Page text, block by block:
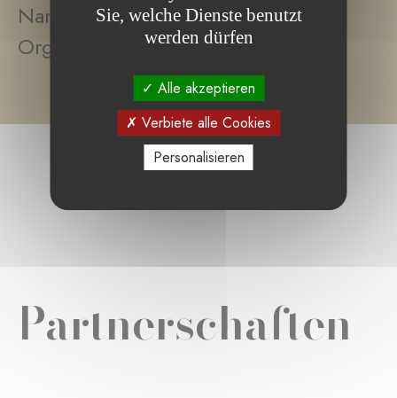
Namen einer bestimmten
Organisation.
Partnerschaften
Sie, welche Dienste benutzt
werden dürfen
Alle akzeptieren
Verbiete alle Cookies
Personalisieren